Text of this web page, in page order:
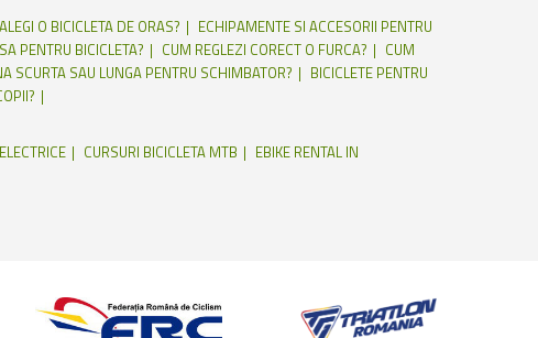
O BICICLETA DE ORAS?
ECHIPAMENTE SI ACCESORII PENTRU
PENTRU BICICLETA? CUM REGLEZI CORECT O FURCA?
CUM
SCURTA SAU LUNGA PENTRU SCHIMBATOR?
BICICLETE PENTRU
CURSURI BICICLETA MTB
EBIKE RENTAL IN